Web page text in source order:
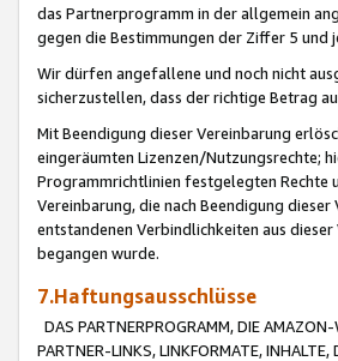
das Partnerprogramm in der allgemein
gegen die Bestimmungen der Ziffer 5 und
Wir dürfen angefallene und noch nicht
sicherzustellen, dass der richtige Betrag
Mit Beendigung dieser Vereinbarung
eingeräumten Lizenzen/Nutzungsrechte;
Programmrichtlinien festgelegten Rechte
Vereinbarung, die nach Beendigung
entstandenen Verbindlichkeiten aus
begangen wurde.
7.Haftungsausschlüsse
DAS PARTNERPROGRAMM, DIE
PARTNER-LINKS, LINKFORMATE,